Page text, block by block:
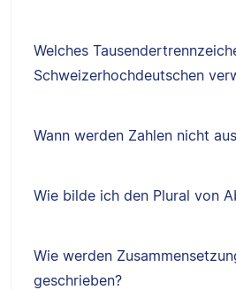
Welches
Schweizerhochdeutschen
Wann werden Zahlen nicht
Wie bilde ich den Plural von
Wie werden
geschrieben?